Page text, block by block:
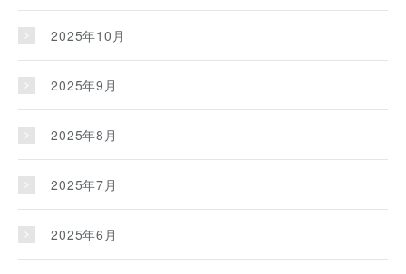
2025年10月
2025年9月
2025年8月
2025年7月
2025年6月